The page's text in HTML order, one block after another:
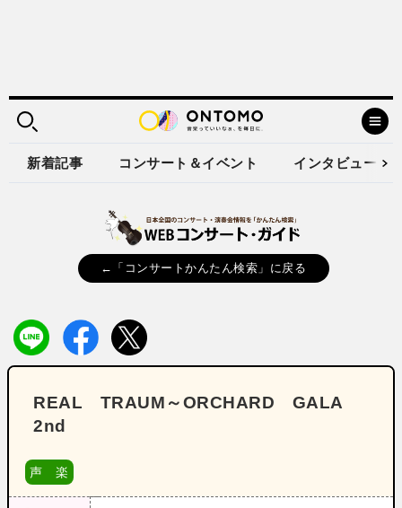
新着記事 コンサート＆イベント インタビュー
←「コンサートかんたん検索」に戻る
REAL TRAUM～ORCHARD GALA
2nd
声 楽